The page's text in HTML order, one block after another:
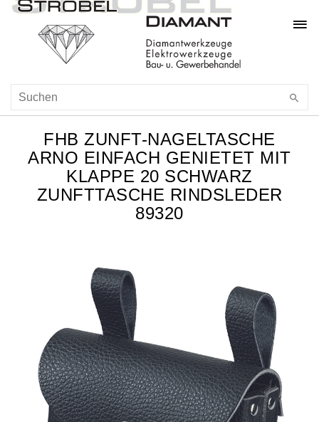
FHB ZUNFT-NAGELTASCHE
ARNO EINFACH GENIETET MIT
KLAPPE 20 SCHWARZ
ZUNFTTASCHE RINDSLEDER
89320